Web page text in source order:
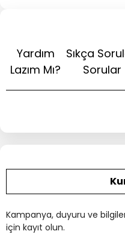
Yardım
Lazım Mı?
Sıkça
Sorular
Kampanya, duyuru ve
için kayıt olun.